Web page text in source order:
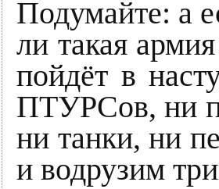
Подумайте: а
ли такая
пойдёт в
ПТУРСов, ни
ни танки, ни
и водрузим